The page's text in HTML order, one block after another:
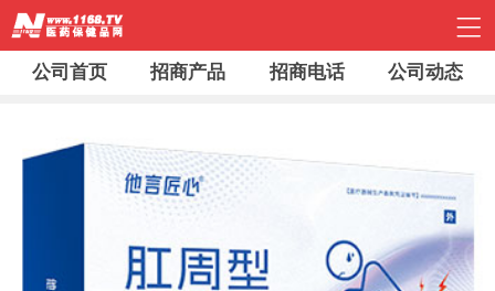
公司首页 招商产品 招商电话 公司动态